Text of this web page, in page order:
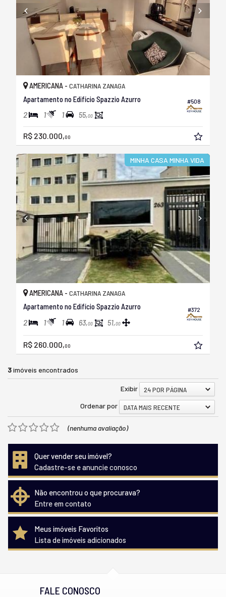
#508
AMERICANA - CATHARINA ZANAGA
Apartamento no Edifício Spazzio Azurro
2 1 1 55,00
R$ 230.000,00
MINHA CASA MINHA VIDA
#372
AMERICANA - CATHARINA ZANAGA
Apartamento no Edifício Spazzio Azurro
2 1 1 63,00 51,00
R$ 260.000,00
3imóveis encontrados
Exibir
24 POR PÁGINA
Ordenar por
DATA MAIS RECENTE
(nenhuma avaliação)
Quer vender seu imóvel?
Cadastre-se e anuncie conosco
Não encontrou o que procurava?
Entre em contato
Meus imóveis Favoritos
Lista de imóveis adicionados
FALE CONOSCO